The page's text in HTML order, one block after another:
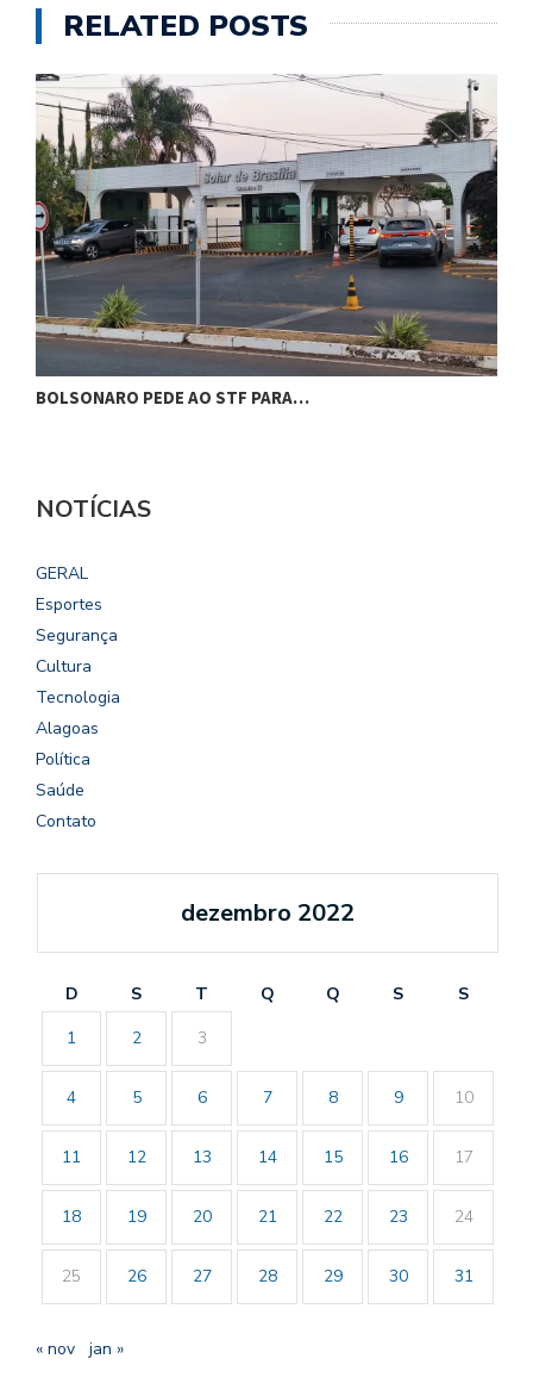
RELATED POSTS
BOLSONARO PEDE AO STF PARA…
NOTÍCIAS
GERAL
Esportes
Segurança
Cultura
Tecnologia
Alagoas
Política
Saúde
Contato
dezembro 2022
D S T Q Q S
S
1
2 3
4 5 6 7 8 9 10
11 12 13 14 15 16 17
18 19 20 21 22 23 24
25 26 27 28 29 30 31
« nov jan »